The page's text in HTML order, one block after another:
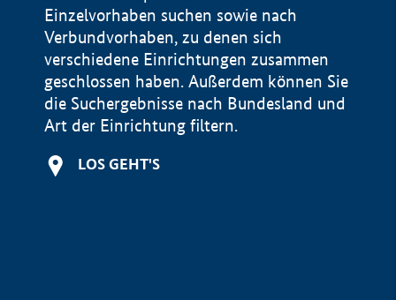
Einzelvorhaben suchen sowie nach
Verbundvorhaben, zu denen sich
verschiedene Einrichtungen zusammen
geschlossen haben. Außerdem können Sie
die Suchergebnisse nach Bundesland und
Art der Einrichtung filtern.
LOS GEHT'S